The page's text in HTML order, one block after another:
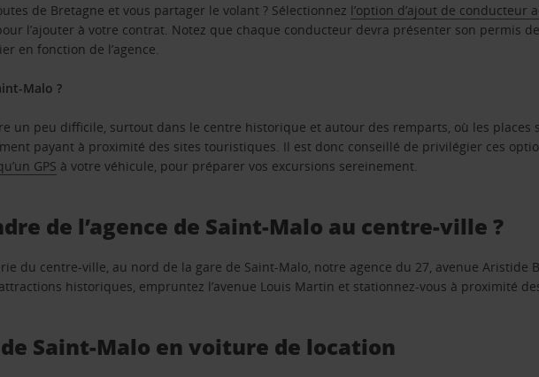
de Bretagne et vous partager le volant ? Sélectionnez l’option d’ajout de conducteur
l’ajouter à votre contrat. Notez que chaque conducteur devra présenter son permis
en fonction de l’agence.
Malo ?
un peu difficile, surtout dans le centre historique et autour des remparts, où les
payant à proximité des sites touristiques. Il est donc conseillé de privilégier ces
GPS à votre véhicule, pour préparer vos excursions sereinement.
de l’agence de Saint-Malo au centre-ville ?
du centre-ville, au nord de la gare de Saint-Malo, notre agence du 27, avenue
historiques, empruntez l’avenue Louis Martin et stationnez-vous à proximité
Saint-Malo en voiture de location